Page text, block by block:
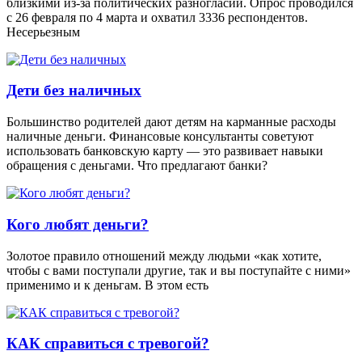
с 26 февраля по 4 марта и охватил 3336 респондентов.
Несерьезным
Дети без наличных
Большинство родителей дают детям на карманные расходы
наличные деньги. Финансовые консультанты советуют
использовать банковскую карту — это развивает навыки
обращения с деньгами. Что предлагают банки?
Кого любят деньги?
Золотое правило отношений между людьми «как хотите,
чтобы с вами поступали другие, так и вы поступайте с ними»
применимо и к деньгам. В этом есть
КАК справиться с тревогой?